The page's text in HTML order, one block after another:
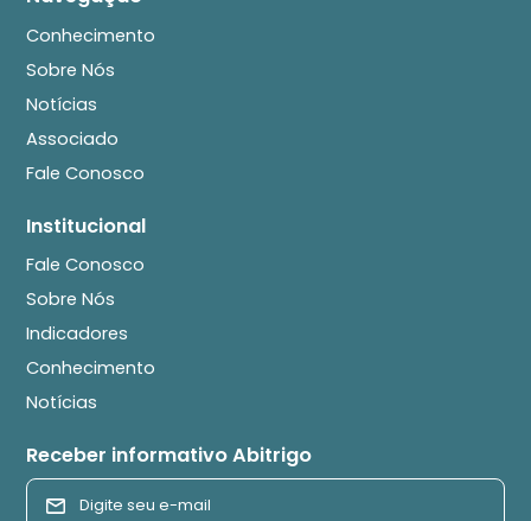
Conhecimento
Sobre Nós
Notícias
Associado
Fale Conosco
Institucional
Fale Conosco
Sobre Nós
Indicadores
Conhecimento
Notícias
Receber informativo Abitrigo